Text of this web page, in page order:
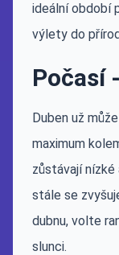
ideální období
výlety do
Počasí
Duben už
maximum
zůstávají nízké
stále se
dubnu, volte
slunci.